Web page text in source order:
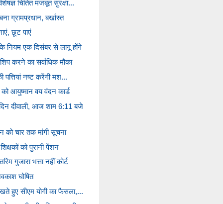
चिंतित मजबूत सुरक्षा...
ग्रामप्रधान, बर्खास्त
छूट पाएं
नियम एक दिसंबर से लागू होंगे
करने का सर्वाधिक मौका
पत्तियां नष्ट करेंगी मश...
आयुष्मान वय वंदन कार्ड
दीवाली, आज शाम 6:11 बजे
चार तक मांगी सूचना
को पुरानी पेंशन
गुजारा भत्ता नहीं कोर्ट
घोषित
हुए सीएम योगी का फैसला,...